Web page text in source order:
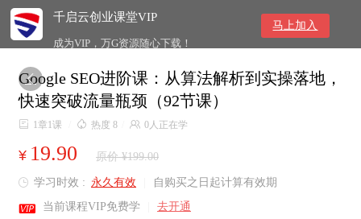
千启云创业课堂VIP
成为VIP，万G资源随心下载！
马上加入

Google SEO进阶课：从算法解析到实操落地，
快速突破流量瓶颈（92节课）
 1章1课  热度 8  0人正在学
¥ 19.90 原价 ¥199.00
 学习时效 : 永久有效 自购买之日起计算有效期
 当前课程VIP免费学 去开通